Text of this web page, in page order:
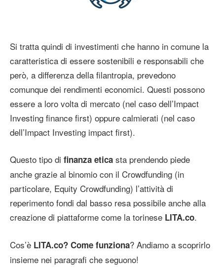
Si tratta quindi di investimenti che hanno in comune la
caratteristica di essere sostenibili e responsabili che
però, a differenza della filantropia, prevedono
comunque dei rendimenti economici. Questi possono
essere a loro volta di mercato (nel caso dell’Impact
Investing finance first) oppure calmierati (nel caso
dell’Impact Investing impact first).
Questo tipo di finanza etica sta prendendo piede
anche grazie al binomio con il Crowdfunding (in
particolare, Equity Crowdfunding) l’attività di
reperimento fondi dal basso resa possibile anche alla
creazione di piattaforme come la torinese LITA.co.
Cos’è LITA.co? Come funziona? Andiamo a scoprirlo
insieme nei paragrafi che seguono!